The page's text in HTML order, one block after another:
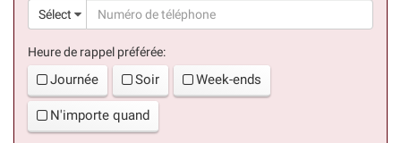
Sélect
Heure de rappel préférée:
Journée Soir Week-ends
N'importe quand